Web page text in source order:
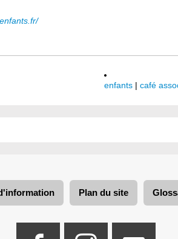
enfants | café
Plan du site